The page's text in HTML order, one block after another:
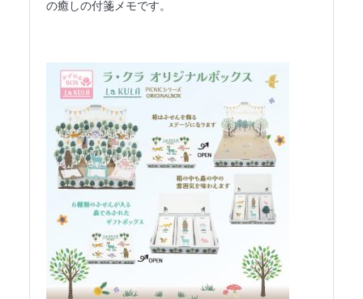
の癒しの付箋メモです。